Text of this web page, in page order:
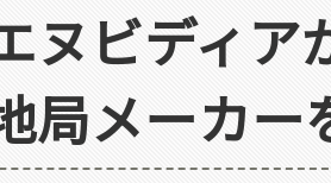
ヌビディア
局メーカー